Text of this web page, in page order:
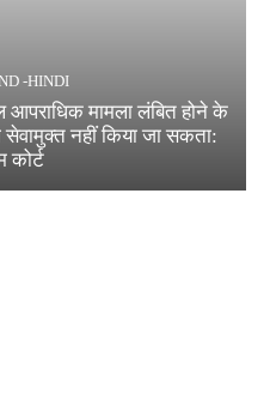
-HINDI
मामला लंबित होने के
सेवामुक्त नहीं किया जा सकता:
कोर्ट